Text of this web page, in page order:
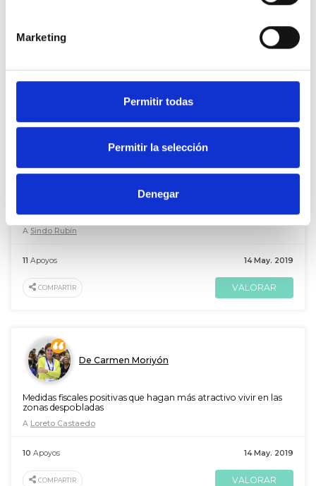
Marketing
Permitir todas
Permitir la selección
Denegar
De Carmen Moriyón
y consensuado
A Sindo Rubín
14 May. 2019
11 Apoyos
COMPARTIR VALORAR
De Carmen Moriyón
Medidas fiscales positivas que hagan más atractivo vivir en las
zonas despobladas
A Loreto Castaedo
14 May. 2019
10 Apoyos
COMPARTIR VALORAR